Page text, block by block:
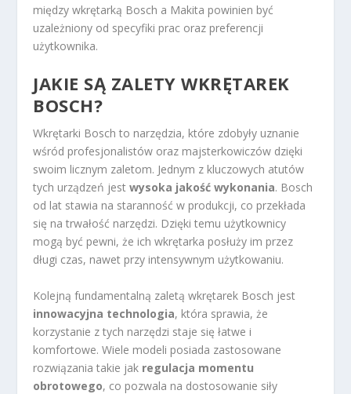
między wkrętarką Bosch a Makita powinien być
uzależniony od specyfiki prac oraz preferencji
użytkownika.
JAKIE SĄ ZALETY WKRĘTAREK
BOSCH?
Wkrętarki Bosch to narzędzia, które zdobyły uznanie
wśród profesjonalistów oraz majsterkowiczów dzięki
swoim licznym zaletom. Jednym z kluczowych atutów
tych urządzeń jestwysoka jakość wykonania. Bosch
od lat stawia na staranność w produkcji, co przekłada
się na trwałość narzędzi. Dzięki temu użytkownicy
mogą być pewni, że ich wkrętarka posłuży im przez
długi czas, nawet przy intensywnym użytkowaniu.
Kolejną fundamentalną zaletą wkrętarek Bosch jest
innowacyjna technologia, która sprawia, że
korzystanie z tych narzędzi staje się łatwe i
komfortowe. Wiele modeli posiada zastosowane
rozwiązania takie jak regulacja momentu
obrotowego, co pozwala na dostosowanie siły